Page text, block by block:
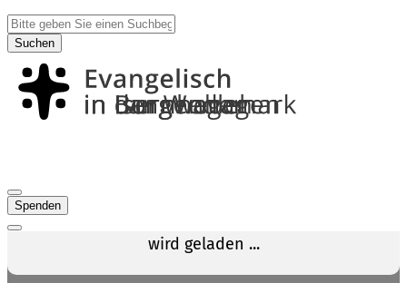
Suchen
Spenden